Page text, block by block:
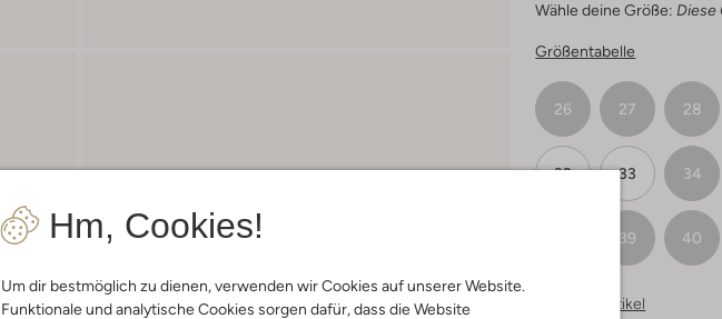
Hm, Cookies!
Um dir bestmöglich zu dienen, verwenden wir Cookies auf unserer Website.
Funktionale und analytische Cookies sorgen dafür, dass die Website
Wähle deine Größe: Diese
Größentabelle
26 27 28
32 33 34
39 40
Ähnliche Artikel